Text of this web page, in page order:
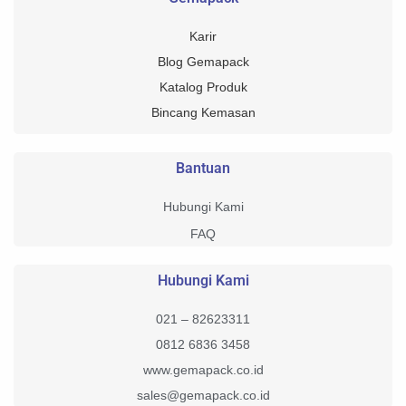
Karir
Blog Gemapack
Katalog Produk
Bincang Kemasan
Bantuan
Hubungi Kami
FAQ
Hubungi Kami
021 – 82623311
0812 6836 3458
www.gemapack.co.id
sales@gemapack.co.id